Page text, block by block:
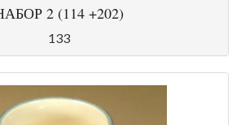
2 (114 +202)
133